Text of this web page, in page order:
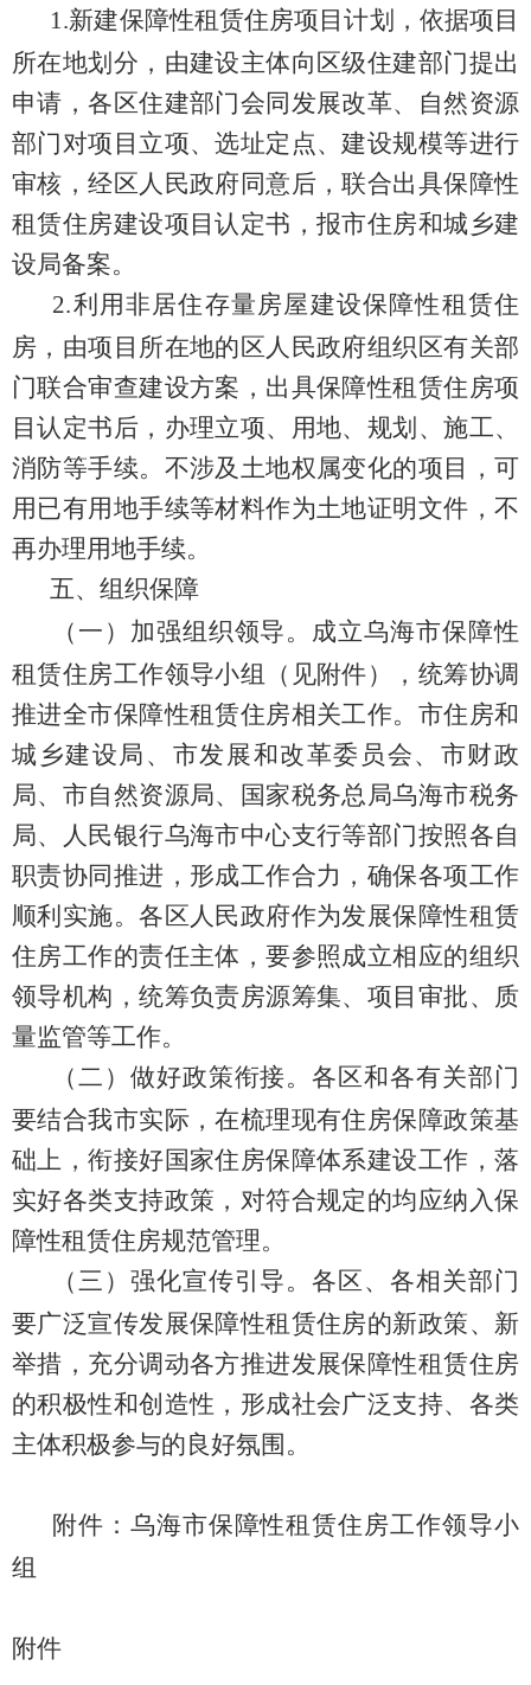
1 .新建保障性租赁住房项目计划，依据项目
所在地划分，由建设主体向区级住建部门提出
申请，各区住建部门会同发展改革、自然资源
部门对项目立项、选址定点、建设规模等进行
审核，经区人民政府同意后，联合出具保障性
租赁住房建设项目认定书，报市住房和城乡建
设局备案。
2.利用非居住存量房屋建设保障性租赁住
房，由项目所在地的区人民政府组织区有关部
门联合审查建设方案，出具保障性租赁住房项
目认定书后，办理立项、用地、规划、施工、
消防等手续。不涉及土地权属变化的项目，可
用已有用地手续等材料作为土地证明文件，不
再办理用地手续。
五、组织保障
（一）加强组织领导。 成立乌海市保障性
租赁住房工作领导小组（见附件），统筹协调
推进全市保障性租赁住房相关工作。市住房和
城乡建设局、市发展和改革委员会、市财政
局、市自然资源局、国家税务总局乌海市税务
局、人民银行乌海市中心支行等部门按照各自
职责协同推进，形成工作合力，确保各项工作
顺利实施。各区人民政府作为发展保障性租赁
住房工作的责任主体，要参照成立相应的组织
领导机构，统筹负责房源筹集、项目审批、质
量监管等工作。
（二）做好政策衔接。各区和各有关部门
要结合我市实际，在梳理现有住房保障政策基
础上，衔接好国家住房保障体系建设工作，落
实好各类支持政策，对符合规定的均应纳入保
障性租赁住房规范管理。
（三）强化宣传引导。各区、各相关部门
要广泛宣传发展保障性租赁住房的新政策、新
举措，充分调动各方推进发展保障性租赁住房
的积极性和创造性，形成社会广泛支持、各类
主体积极参与的良好氛围。
附件：乌海市保障性租赁住房工作领导小
组
附件